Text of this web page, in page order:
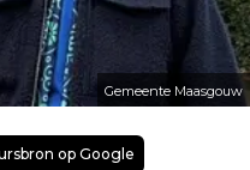
Gemeente Maasgouw
op Google